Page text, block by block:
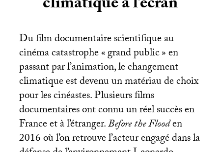
Du film documentaire scientifique au
cinéma catastrophe «grand public» en
passant par l’animation, le changement
climatique est devenu un matériau de choix
pour les cinéastes. Plusieurs films
documentaires ont connu un réel succès en
France et à l’étranger.Before the Flooden
2016 où l’on retrouve l’acteur engagé dans la